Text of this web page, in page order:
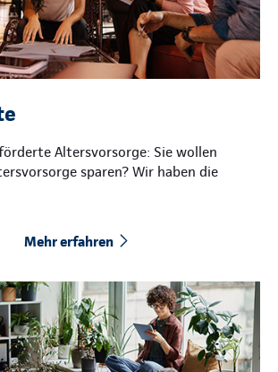
Altersvorsorge: Sie wollen
sparen? Wir haben die
Mehr erfahren